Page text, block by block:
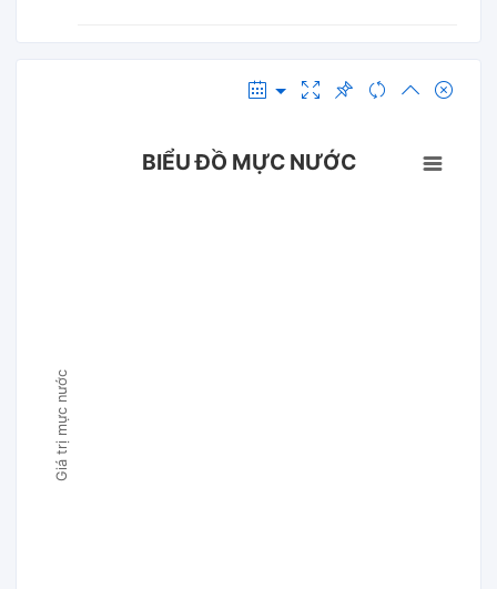
Giá trị mực nước
BIỂU ĐỒ MỰC NƯỚC